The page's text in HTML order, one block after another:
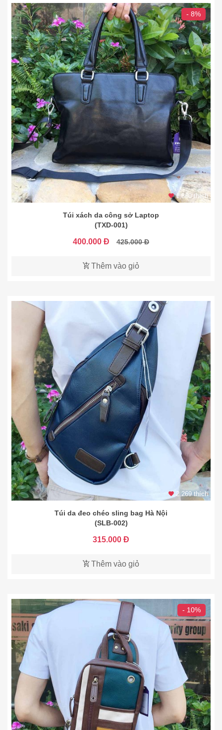
- 8%
1.860 thích
Túi xách da công sở Laptop
(TXD-001)
400.000 Đ 425.000 Đ
Thêm vào giỏ
2.269 thích
Túi da đeo chéo sling bag Hà Nội
(SLB-002)
315.000 Đ
Thêm vào giỏ
- 10%